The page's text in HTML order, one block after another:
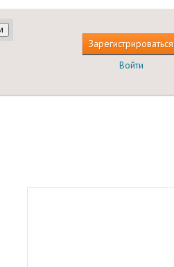
Зарегистрироваться
Войти